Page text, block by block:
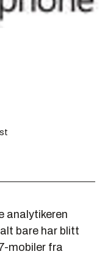
analytikeren
bare har blitt
mobiler fra